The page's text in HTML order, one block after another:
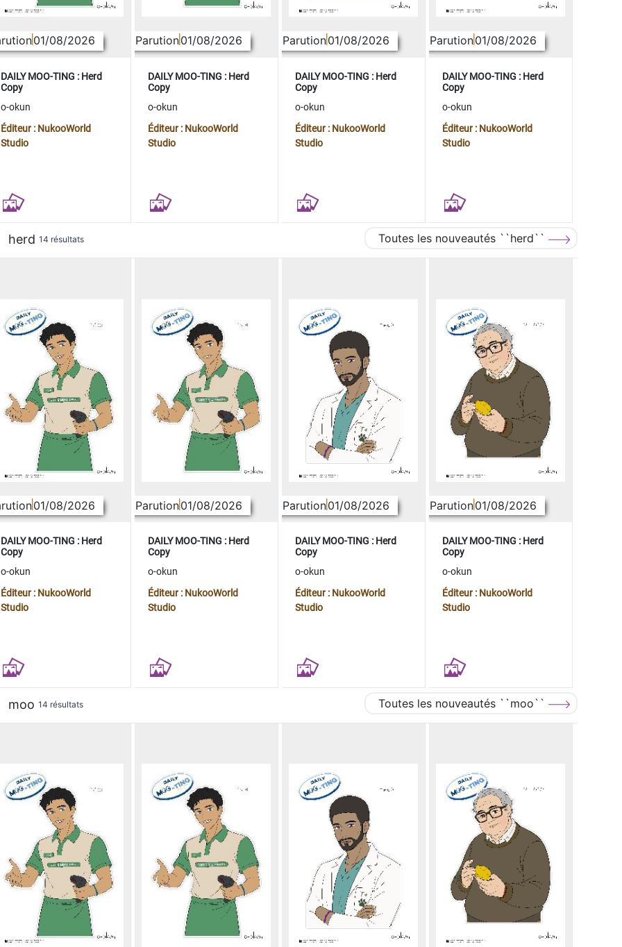
01/08/2026
DAILY MOO-TING : Herd
Copy
o-okun
Éditeur : NukooWorld
Studio
Parution01/08/2026
DAILY MOO-TING : Herd
Copy
o-okun
Éditeur : NukooWorld
Studio
Parution01/08/2026
DAILY MOO-TING : Herd
Copy
o-okun
Éditeur : NukooWorld
Studio
Parution01/08/2026
DAILY MOO-TING : Herd
Copy
o-okun
Éditeur : NukooWorld
Studio
herd 14 résultats Toutes les nouveautés ``herd``
01/08/2026
DAILY MOO-TING : Herd
Copy
o-okun
Éditeur : NukooWorld
Studio
Parution01/08/2026
DAILY MOO-TING : Herd
Copy
o-okun
Éditeur : NukooWorld
Studio
Parution01/08/2026
DAILY MOO-TING : Herd
Copy
o-okun
Éditeur : NukooWorld
Studio
Parution01/08/2026
DAILY MOO-TING : Herd
Copy
o-okun
Éditeur : NukooWorld
Studio
moo 14 résultats Toutes les nouveautés ``moo``